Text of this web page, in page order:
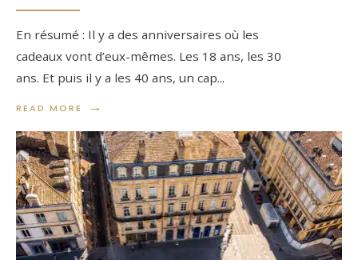
En résumé : Il y a des anniversaires où les
cadeaux vont d’eux-mêmes. Les 18 ans, les 30
ans. Et puis il y a les 40 ans, un cap...
READ MORE →